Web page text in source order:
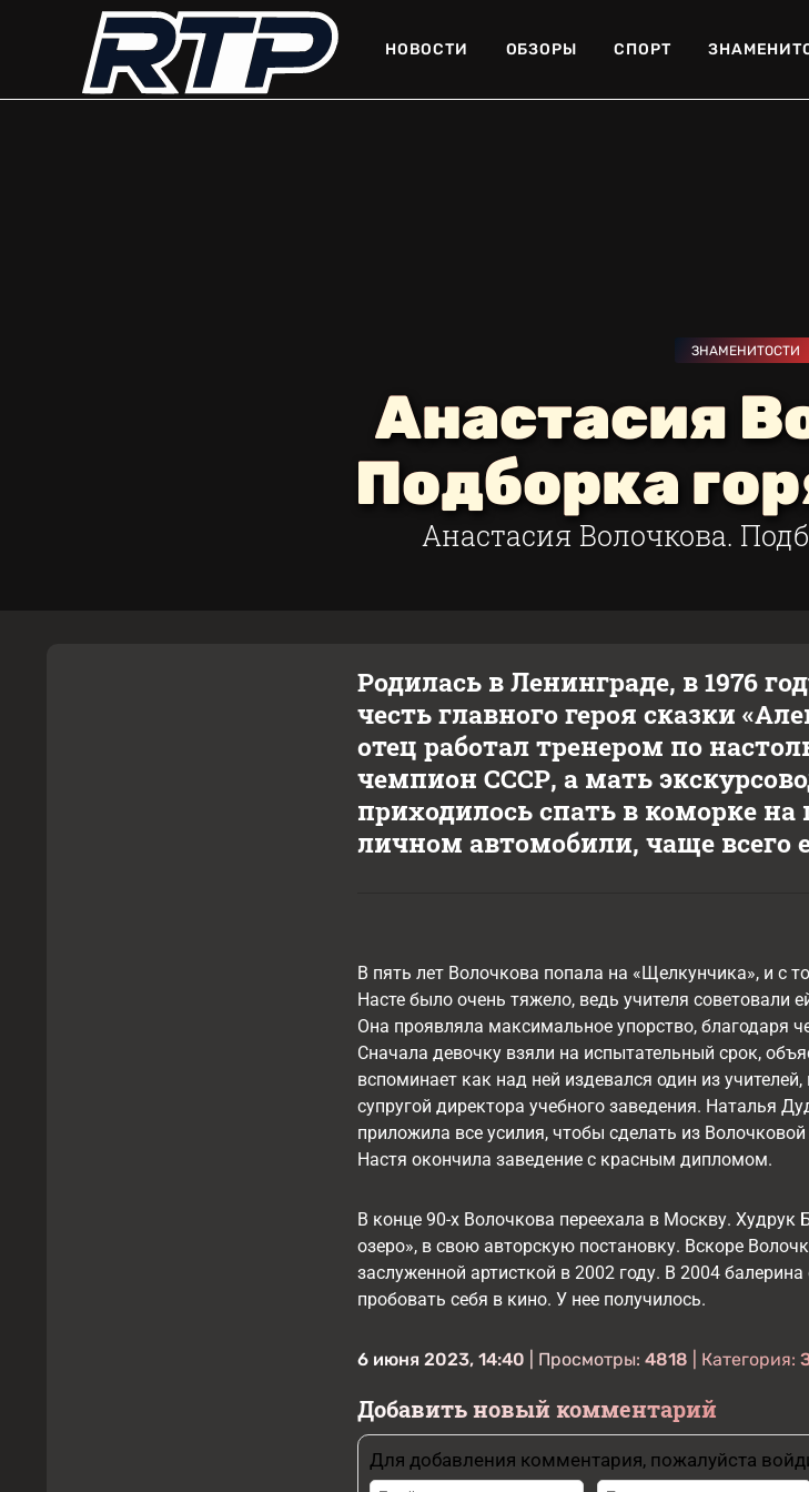
НОВОСТИ ОБЗОРЫ СПОРТ
ЗНАМЕНИТОСТИ
Анастасия
Подборка
Анастасия Волочкова.
Родилась в Ленинграде, в 1976
честь главного героя сказки
отец работал тренером по
чемпион СССР, а мать
приходилось спать в коморке на
личном автомобили, чаще всего
В пять лет Волочкова попала на «Щелкунчика», и с
Насте было очень тяжело, ведь учителя советовали
Она проявляла максимальное упорство, благодаря
Сначала девочку взяли на испытательный срок,
вспоминает как над ней издевался один из
супругой директора учебного заведения. Наталья
приложила все усилия, чтобы сделать из
Настя окончила заведение с красным дипломом.
В конце 90-х Волочкова переехала в Москву.
озеро», в свою авторскую постановку. Вскоре
заслуженной артисткой в 2002 году. В 2004
пробовать себя в кино. У нее получилось.
6 июня 2023, 14:40 | Просмотры: 4818 | Категория:
Добавить новый комментарий
Для добавления комментария, пожалуйста